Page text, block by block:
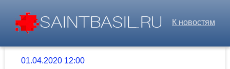
К новостям
01.04.2020 12:00